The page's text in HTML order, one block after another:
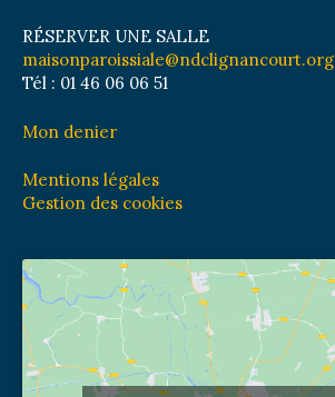
RÉSERVER UNE SALLE
maisonparoissiale@ndclignancourt.org
Tél : 01 46 06 06 51
Mon denier
Mentions légales
Gestion des cookies